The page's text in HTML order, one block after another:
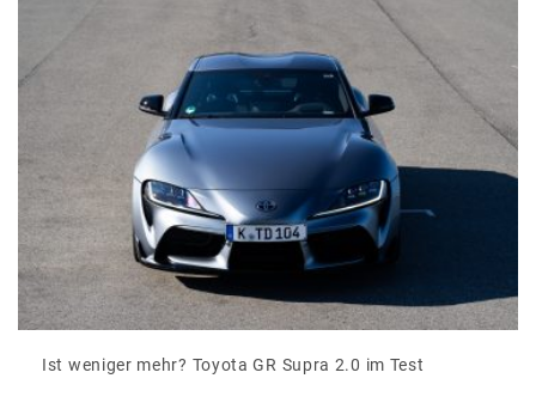
Ist weniger mehr? Toyota GR Supra 2.0 im Test